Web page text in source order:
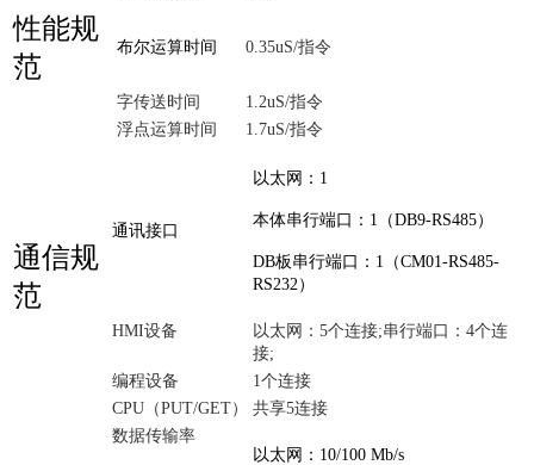
性能规
范
布尔运算时间 0.35uS/指令
字传送时间
1.2uS/指令
浮点运算时间
1.7uS/指令
通信规
范
通讯接口
以太网：1
本体串行端口：1（DB9-RS485）
DB板串行端口：1（CM01-RS485-
RS232）
HMI设备
以太网：5个连接;串行端口：4个连
接;
编程设备
1个连接
CPU（PUT/GET）
共享5连接
数据传输率
以太网：10/100 Mb/s